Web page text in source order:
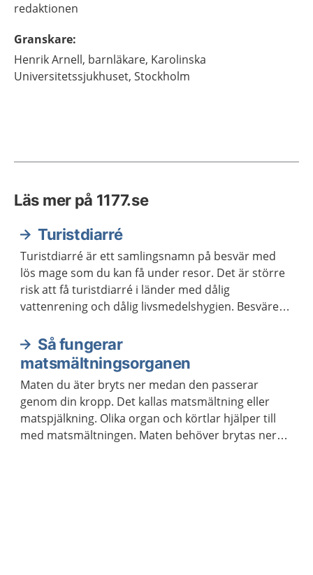
redaktionen
Granskare:
HenrikArnell, barnläkare, Karolinska
Universitetssjukhuset, Stockholm
Läs mer på 1177.se
Turistdiarré
Turistdiarré är ett samlingsnamn på besvär med
lös mage som du kan få under resor. Det är större
risk att få turistdiarré i länder med dålig
vattenrening och dålig livsmedelshygien. Besvären
Så fungerar
matsmältningsorganen
Maten du äter bryts ner medan den passerar
genom din kropp. Det kallas matsmältning eller
matspjälkning. Olika organ och körtlar hjälper till
med matsmältningen. Maten behöver brytas ner